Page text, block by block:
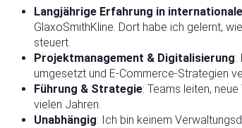
Langjährige Erfahrung in
GlaxoSmithKline. Dort habe ich gelernt,
steuert.
Projektmanagement & Digitalisierung:
umgesetzt und E-Commerce-Strategien
Führung & Strategie: Teams leiten,
vielen Jahren.
Unabhängig: Ich bin keinem